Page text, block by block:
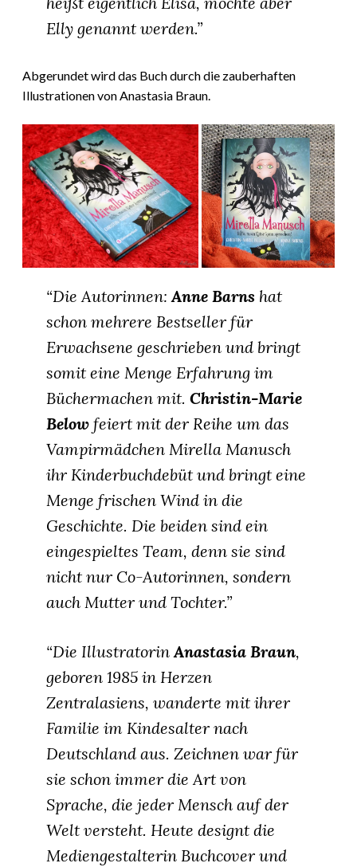
Elly genannt werden.”
Abgerundet wird das Buch durch die zauberhaften
Illustrationen von Anastasia Braun.
“Die Autorinnen:Anne Barns hat
schon mehrere Bestseller für
Erwachsene geschrieben und bringt
somit eine Menge Erfahrung im
Büchermachen mit. Christin-Marie
Below feiert mit der Reihe um das
Vampirmädchen Mirella Manusch
ihr Kinderbuchdebüt und bringt eine
Menge frischen Wind in die
Geschichte. Die beiden sind ein
eingespieltes Team, denn sie sind
nicht nur Co-Autorinnen, sondern
auch Mutter und Tochter.”
“Die IllustratorinAnastasia Braun,
geboren 1985 in Herzen
Zentralasiens, wanderte mit ihrer
Familie im Kindesalter nach
Deutschland aus. Zeichnen war für
sie schon immer die Art von
Sprache, die jeder Mensch auf der
Welt versteht. Heute designt die
Mediengestalterin Buchcover und